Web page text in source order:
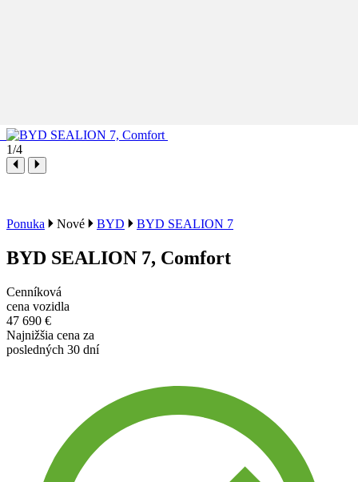
1/4
Ponuka Nové BYD BYD SEALION 7
BYD SEALION 7, Comfort
Cenníková
cena vozidla
47 690 €
Najnižšia cena za
posledných 30 dní